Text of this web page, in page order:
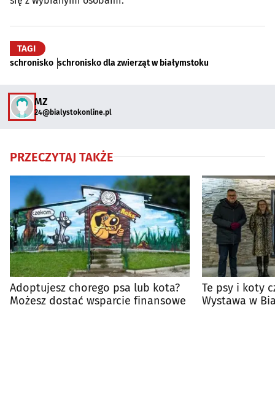
TAGI
schronisko schronisko dla zwierząt w białymstoku
MZ
24@bialystokonline.pl
PRZECZYTAJ TAKŻE
Adoptujesz chorego psa lub kota?
Możesz dostać wsparcie finansowe
Te psy i koty
Wystawa w